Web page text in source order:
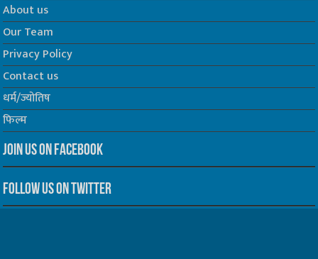
About us
Our Team
Privacy Policy
Contact us
धर्म/ज्योतिष
फिल्म
Join us on Facebook
Follow us on Twitter